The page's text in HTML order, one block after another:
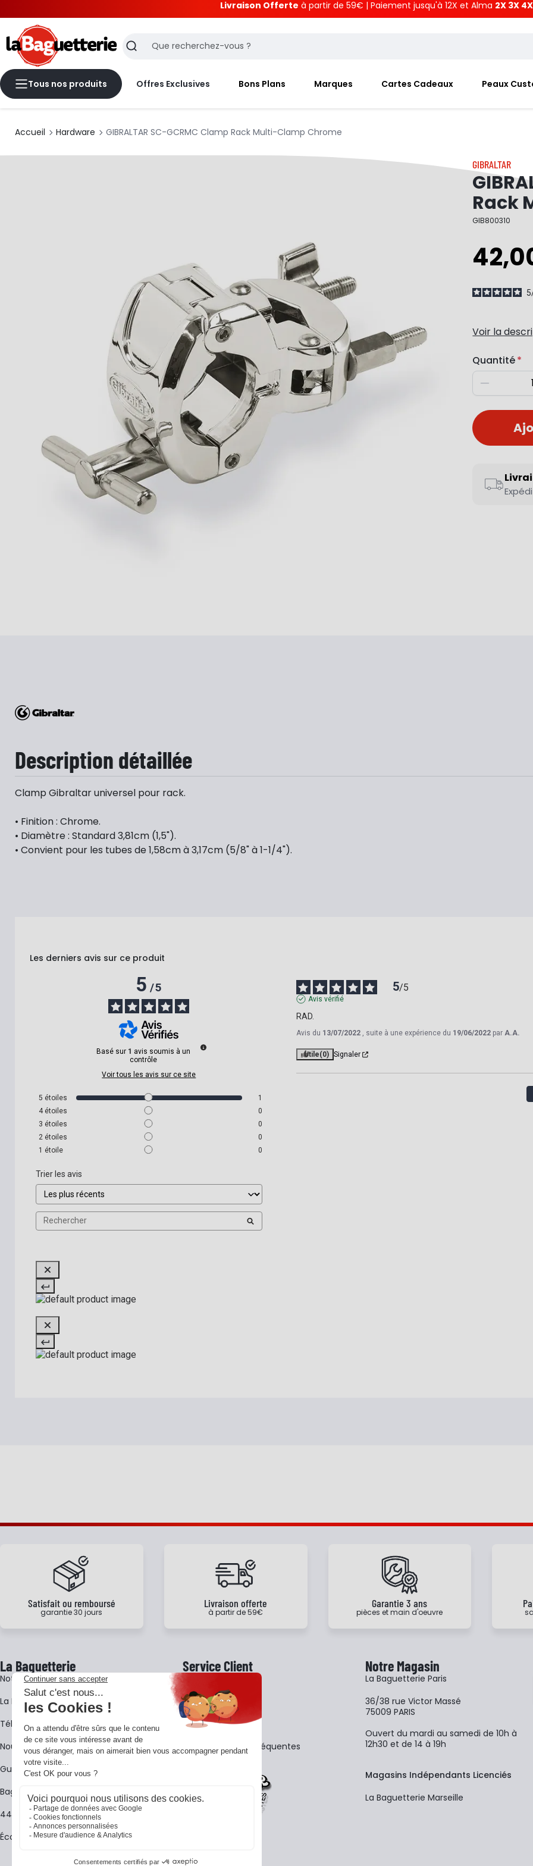
Livraison Offerte à partir de 59€ | Paiement jusqu'à 12X et Alma 2X 3X
Recherche
Tous nos produits Offres Exclusives Bons Plans Marques Cartes Cadeaux Peaux
Accueil Hardware GIBRALTAR SC-GCRMC Clamp Rack Multi-Clamp Chrome
GIBRALTAR
Rack
GIB800310
5
Voir la
Quantité
Diminuer
Description détaillée
Clamp Gibraltar universel pour rack.
• Finition : Chrome.
• Diamètre : Standard 3,81cm (1,5").
• Convient pour les tubes de 1,58cm à 3,17cm (5/8" à 1-1/4").
Les derniers avis sur ce produit
5/5
Basé sur 1 avis soumis à un
contrôle
Voir tous les avis sur ce site
5 étoiles
1
4 étoiles
0
3 étoiles
0
2 étoiles
0
1 étoile 0
Trier les avis
5/5
Avis vérifié
RAD.
Avis du 13/07/2022 , suite à une expérience du 19/06/2022 par A.A.
Utile(0) Signaler
Satisfait ou remboursé
garantie 30 jours
Livraison offerte
à partir de 59€
Garantie 3 ans
pièces et main d'oeuvre
La Baguetterie
Notre histoire
La BagShow
​Télécharger le catalogue
Nous contacter
Guides La Baguetterie
Baguetterie Shop Online
44 ans de rencontres
Écoles
Service Client
Garantie 3 ans
CGV
FAQ - Questions Fréquentes
Notre Magasin
La Baguetterie Paris
36/38 rue Victor Massé
75009 PARIS
Ouvert du mardi au samedi de 10h à
12h30 et de 14 à 19h
Magasins Indépendants Licenciés
La Baguetterie Marseille